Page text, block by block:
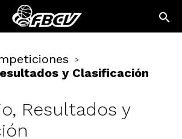
>
y Clasificación
Resultados y